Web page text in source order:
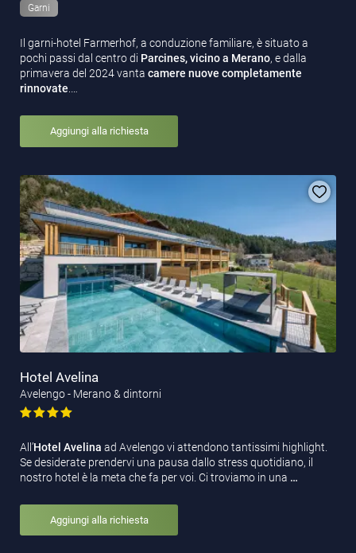
Garni
Il garni-hotel Farmerhof, a conduzione familiare, è situato a
pochi passi dal centro di Parcines, vicino a Merano, e dalla
primavera del 2024 vanta camere nuove completamente
rinnovate.…
Aggiungi alla richiesta
Hotel Avelina
Avelengo - Merano & dintorni
All’Hotel Avelina ad Avelengo vi attendono tantissimi highlight.
Se desiderate prendervi una pausa dallo stress quotidiano, il
nostro hotel è la meta che fa per voi. Ci troviamo in una …
Aggiungi alla richiesta